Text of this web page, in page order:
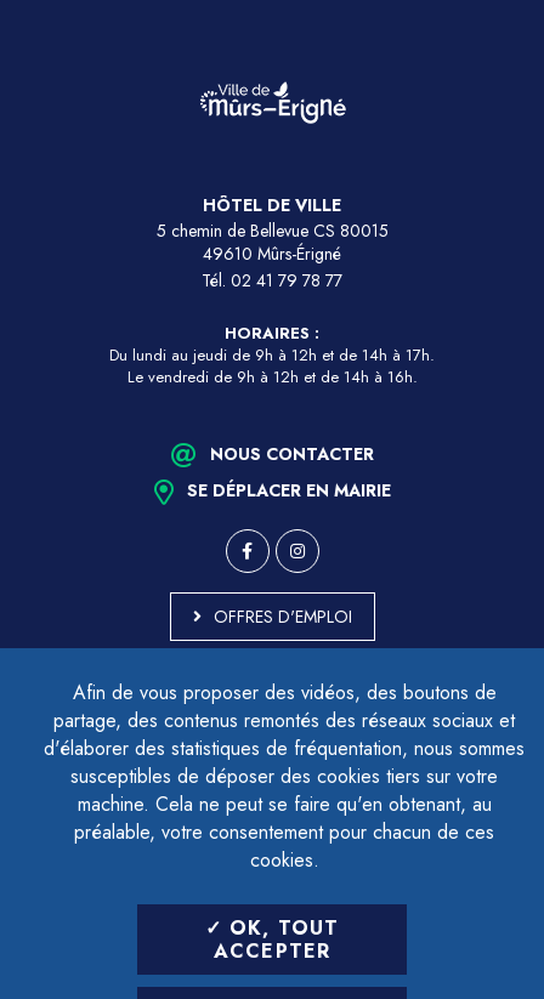
Afin de vous proposer des vidéos, des boutons de
partage, des contenus remontés des réseaux sociaux et
d'élaborer des statistiques de fréquentation, nous sommes
susceptibles de déposer des cookies tiers sur votre
machine. Cela ne peut se faire qu'en obtenant, au
préalable, votre consentement pour chacun de ces
cookies.
OK, TOUT
ACCEPTER
HÔTEL DE VILLE
5 chemin de Bellevue CS 80015
49610 Mûrs-Érigné
Tél. 02 41 79 78 77
HORAIRES :
Du lundi au jeudi de 9h à 12h et de 14h à 17h.
Le vendredi de 9h à 12h et de 14h à 16h.
NOUS CONTACTER
SE DÉPLACER EN MAIRIE
OFFRES D'EMPLOI
ACCESSIBILITÉ - PARTIELLEMENT CONFORME
PLAN DU SITE
MENTIONS LÉGALES
CONTACTER LE DÉLÉGUÉ À LA PROTECTION DES DONNÉES
GESTION DES COOKIES
LETTRE D'INFORMATION
SAISIR VOTRE ADRESSE E-MAIL
POUR VOUS INSCRIRE :